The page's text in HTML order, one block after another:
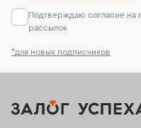
*для новых подписчиков
Подтверждаю согласие на
рассылок